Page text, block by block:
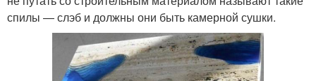
спилы — слэб и должны они быть камерной сушки.